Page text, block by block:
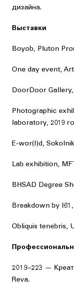
дизайна.
Выставки
Boyob, Pluton
One day event,
DoorDoor Gallery,
Photographic
laboratory, 2019
E-wor(l)d,
Lab exhibition,
BHSAD Degree
Breakdown by
Obliquis tenebris,
2019–223 —
Reva.